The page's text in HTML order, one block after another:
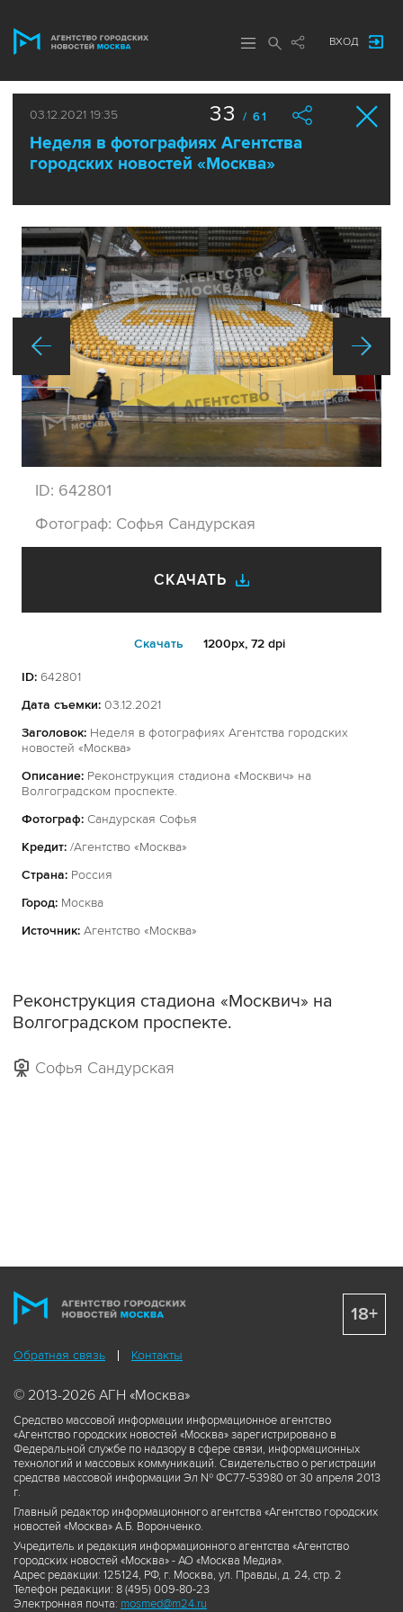
ВХОД
03.12.2021 19:35
Неделя в фотографиях Агентства
городских новостей «Москва»
33 / 61
ID: 642801
Фотограф: Софья Сандурская
СКАЧАТЬ
Cкачать 1200px, 72 dpi
ID: 642801
Дата съемки: 03.12.2021
Заголовок: Неделя в фотографиях Агентства городских
новостей «Москва»
Описание: Реконструкция стадиона «Москвич» на
Волгоградском проспекте.
Фотограф: Сандурская Софья
Кредит: /Агентство «Москва»
Страна: Россия
Город: Москва
Источник: Агентство «Москва»
Реконструкция стадиона «Москвич» на
Волгоградском проспекте.
Софья Сандурская
Обратная связь Контакты
© 2013-2026 АГН «Москва»
Средство массовой информации информационное агентство
«Агентство городских новостей «Москва» зарегистрировано в
Федеральной службе по надзору в сфере связи, информационных
технологий и массовых коммуникаций. Свидетельство о регистрации
средства массовой информации Эл № ФС77-53980 от 30 апреля 2013
г.
Главный редактор информационного агентства «Агентство городских
новостей «Москва» А.Б. Воронченко.
Учредитель и редакция информационного агентства «Агентство
городских новостей «Москва» - АО «Москва Медиа».
Адрес редакции: 125124, РФ, г. Москва, ул. Правды, д. 24, стр. 2
Телефон редакции: 8 (495) 009-80-23
Электронная почта: mosmed@m24.ru
18+